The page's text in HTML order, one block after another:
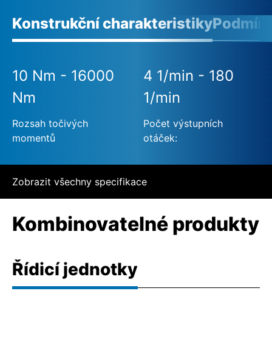
Konstrukční charakteristiky
10 Nm - 16000
Nm
Rozsah točivých
momentů
4 1/min - 180
1/min
Počet výstupních
otáček:
Zobrazit všechny specifikace
Kombinovatelné produkty
Řídicí jednotky